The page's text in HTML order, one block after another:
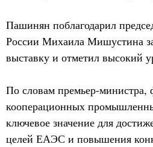
Пашинян поблагодарил
России Михаила Мишустина
выставку и отметил высокий
По словам премьер-министра,
кооперационных
ключевое значение для
целей ЕАЭС и повышения